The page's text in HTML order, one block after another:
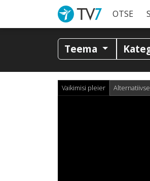
OTSE
Teema
Vaikimisi pleier